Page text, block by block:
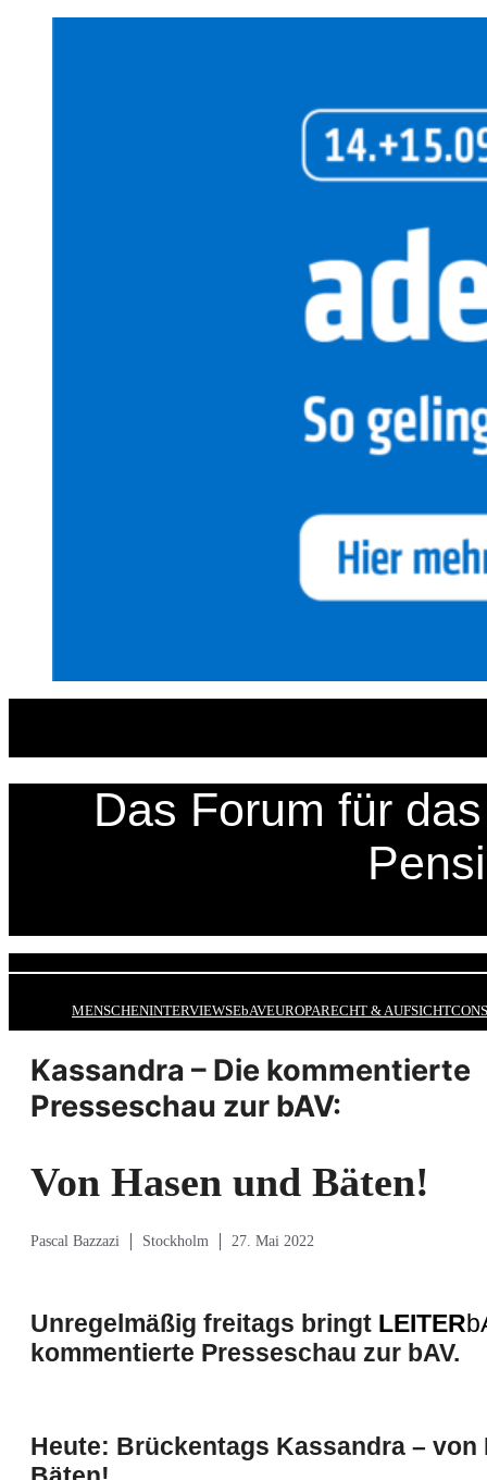
Das Forum für
MENSCHENINTERVIEWSEbAVEUROPARECHT & AUFSICHT
Kassandra – Die kommentierte
Presseschau zur bAV:
Von Hasen und Bäten!
Pascal Bazzazi Stockholm 27. Mai 2022
Unregelmäßig freitags bringt LEITER
kommentierte Presseschau zur bAV.
Heute: Brückentags Kassandra – von